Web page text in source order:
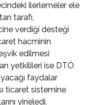
ilerlemeler ele
tarafı,
verdiği desteği
hacminin
edilmesi
yetkilileri ise DTÖ
faydalar
ticaret sistemine
yineledi.